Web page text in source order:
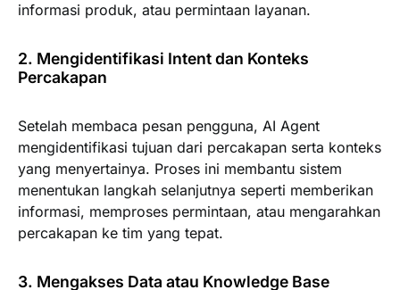
informasi produk, atau permintaan layanan.
2. Mengidentifikasi Intent dan Konteks
Percakapan
Setelah membaca pesan pengguna, AI Agent
mengidentifikasi tujuan dari percakapan serta konteks
yang menyertainya. Proses ini membantu sistem
menentukan langkah selanjutnya seperti memberikan
informasi, memproses permintaan, atau mengarahkan
percakapan ke tim yang tepat.
3. Mengakses Data atau Knowledge Base